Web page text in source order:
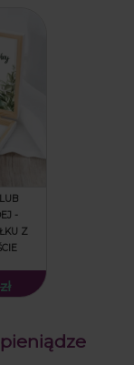
-
Z
pieniądze